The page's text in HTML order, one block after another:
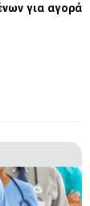
για αγορά
Για Αγορά